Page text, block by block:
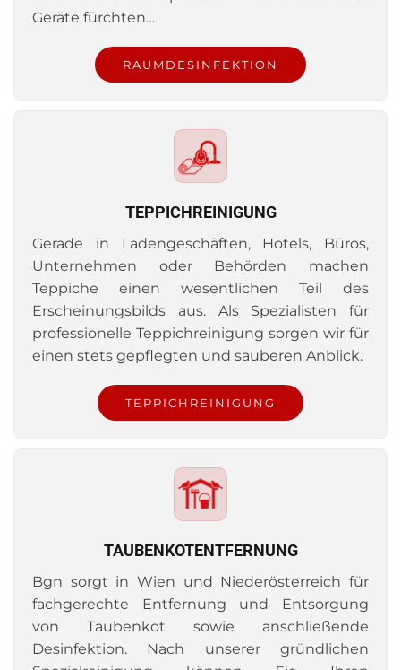
Geräte fürchten…
RAUMDESINFEKTION
TEPPICHREINIGUNG
Gerade in Ladengeschäften, Hotels, Büros,
Unternehmen oder Behörden machen
Teppiche einen wesentlichen Teil des
Erscheinungsbilds aus. Als Spezialisten für
professionelle Teppichreinigung sorgen wir für
einen stets gepflegten und sauberen Anblick.
TEPPICHREINIGUNG
TAUBENKOTENTFERNUNG
Bgn sorgt in Wien und Niederösterreich für
fachgerechte Entfernung und Entsorgung
von Taubenkot sowie anschließende
Desinfektion. Nach unserer gründlichen